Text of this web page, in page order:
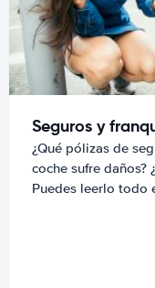
Seguros y
¿Qué pólizas de
coche sufre daños?
Puedes leerlo todo